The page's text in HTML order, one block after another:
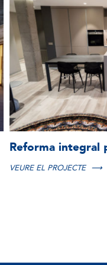
Nau industrial
plàstic per al